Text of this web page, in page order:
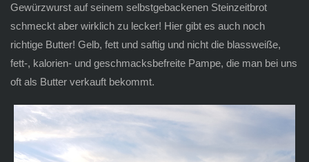
Gewürzwurst auf seinem selbstgebackenen Steinzeitbrot
schmeckt aber wirklich zu lecker! Hier gibt es auch noch
richtige Butter! Gelb, fett und saftig und nicht die blassweiße,
fett-, kalorien- und geschmacksbefreite Pampe, die man bei uns
oft als Butter verkauft bekommt.